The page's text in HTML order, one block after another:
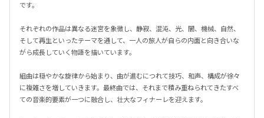
です。
それぞれの作品は異なる迷宮を象徴し、静寂、混沌、光、闇、機械、自然、
そして再生といったテーマを通して、一人の旅人が自らの内面と向き合いな
がら成長していく物語を描いています。
組曲は穏やかな旋律から始まり、曲が進むにつれて技巧、和声、構成が徐々
に複雑さを増していきます。最終曲では、それまで積み重ねられてきたすべ
ての音楽的要素が一つに融合し、壮大なフィナーレを迎えます。